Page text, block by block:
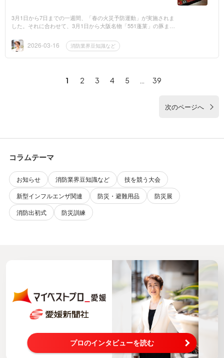
3月1日から7日までの一週間、「春の火災予防運動」が実施されま
した。それに合わせて、3月1日から大阪名物「551蓬莱」の豚まん
る“消防車デザイン...
2026-03-16 消防業界豆知識など
1 2 3 4 5 39
次のページへ
コラムテーマ
お知らせ 消防業界豆知識など
技を競う大会
新型インフルエンザ関連
防災・避難用品
防災展
消防出初式
防災訓練
プロのインタビューを読む